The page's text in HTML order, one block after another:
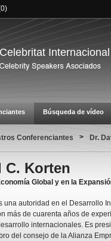
0)
Celebritat
Búsqueda de vídeo
Conferenciantes > Dr.
C. Korten
Global y en la
una autoridad en el Desarrollo
más de cuarenta años de
internacionales. Es
del consejo de la Alianza